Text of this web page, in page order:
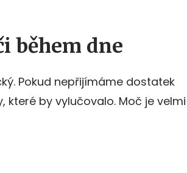
během dne
Pokud nepřijímáme dostatek
které by vylučovalo. Moč je velmi